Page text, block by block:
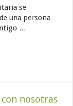
se
una persona
…
nosotras